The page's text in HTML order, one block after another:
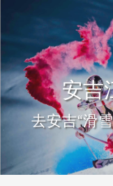
安吉
去安吉“滑